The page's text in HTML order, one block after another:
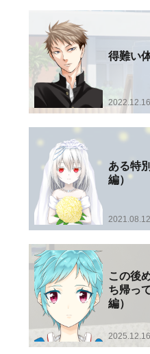
得難い
2022.12.16
ある特
編）
2021.08.12
この後
ち帰っ
編）
2025.12.16